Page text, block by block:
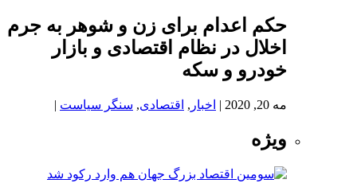
حکم اعدام برای زن و شوهر به جرم
اخلال در نظام اقتصادی و بازار
خودرو و سکه
مه 20, 2020 | اخبار , اقتصادی, سنگر سیاست |
ویژه